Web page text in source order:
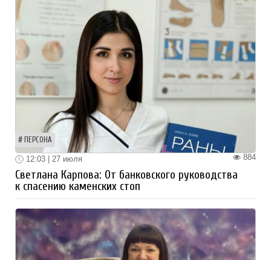
ПЕРСОНА
884
12:03 | 27 июля
Светлана Карпова: От банковского руководства
к спасению каменских стоп